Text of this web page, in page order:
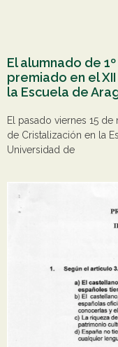
El alumnado de
premiado en el
la Escuela de
El pasado viernes 15
de Cristalización en la
Universidad de